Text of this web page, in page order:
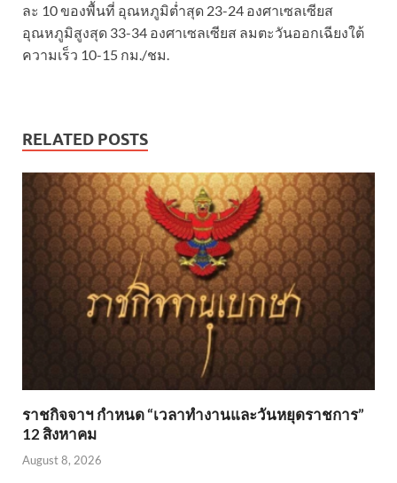
ละ 10 ของพื้นที่ อุณหภูมิต่ำสุด 23-24 องศาเซลเซียส
อุณหภูมิสูงสุด 33-34 องศาเซลเซียส ลมตะวันออกเฉียงใต้
ความเร็ว 10-15 กม./ชม.
RELATED POSTS
ราชกิจจาฯ กำหนด “เวลาทำงานและวันหยุดราชการ”
12 สิงหาคม
August 8, 2026